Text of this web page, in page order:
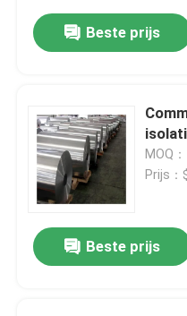
Beste prijs
MOQ
Prijs：
Beste prijs